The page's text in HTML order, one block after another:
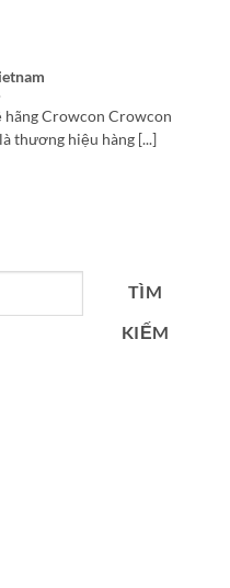
Crowcon Crowcon
thương hiệu hàng [...]
TÌM
KIẾM